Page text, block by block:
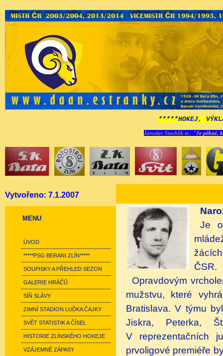
*****HOKEJ,
Jaroslav Stuchlík st.: "Je pěkné,
Vytvořeno: 7.1.2007
MENU
ÚVOD
*****PSG BERANI ZLÍN*****
SOUPISKY A PŘEHLED SEZON
GALERIE HRÁČŮ
SÍŇ SLÁVY
ZIMNÍ STADION LUĎKA ČAJKY
SVĚT STATISTIK A ČÍSEL
HISTORIE ZLÍNSKÉHO HOKEJE
VZÁJEMNÉ ZÁPASY
Je
ČSR.
Opravdovým
mužstvu, které
Bratislava. V týmu
Jiskra, Peterka,
V reprezentačních
prvoligové premiéře